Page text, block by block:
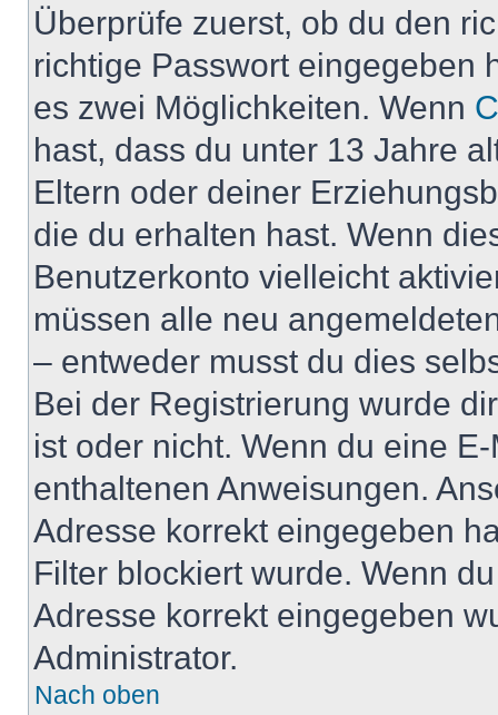
Überprüfe zuerst, ob du den
richtige Passwort eingegeben
es zwei Möglichkeiten. Wenn
hast, dass du unter 13 Jahre
Eltern oder deiner
die du erhalten hast. Wenn
Benutzerkonto vielleicht
müssen alle neu
– entweder musst du dies
Bei der Registrierung wurde
ist oder nicht. Wenn du eine
enthaltenen Anweisungen.
Adresse korrekt eingegeben
Filter blockiert wurde. Wenn
Adresse korrekt eingegeben
Administrator.
Nach oben